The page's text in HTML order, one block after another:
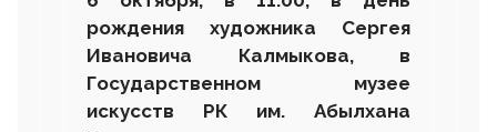
рождения художника Сергея
Ивановича Калмыкова, в
Государственном музее
искусств РК им. Абылхана